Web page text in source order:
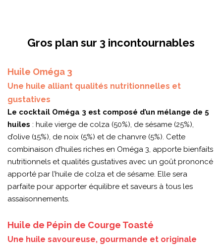
Gros plan sur 3 incontournables
Huile Oméga 3
Une huile alliant qualités nutritionnelles et
gustatives
Le cocktail Oméga 3 est composé d’un mélange de 5
huiles : huile vierge de colza (50%), de sésame (25%),
d’olive (15%), de noix (5%) et de chanvre (5%). Cette
combinaison d’huiles riches en Oméga 3, apporte bienfaits
nutritionnels et qualités gustatives avec un goût prononcé
apporté par l’huile de colza et de sésame. Elle sera
parfaite pour apporter équilibre et saveurs à tous les
assaisonnements.
Huile de Pépin de Courge Toasté
Une huile savoureuse, gourmande et originale